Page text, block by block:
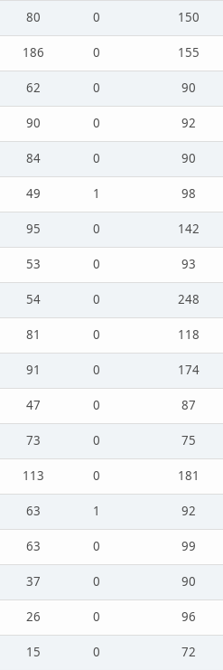
80 0
150
186 0
155
62 0
90
90 0
92
84 0
90
49 1
98
95 0
142
53 0
93
54 0
248
81 0
118
91 0
174
47 0
87
73 0
75
113 0
181
63 1
92
63 0
99
37 0
90
26 0
96
15 0
72